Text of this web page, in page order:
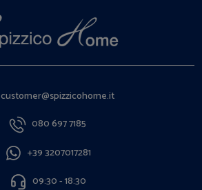
customer@spizzicohome.it
080 697 7185
+39 3207017281
09:30 - 18:30